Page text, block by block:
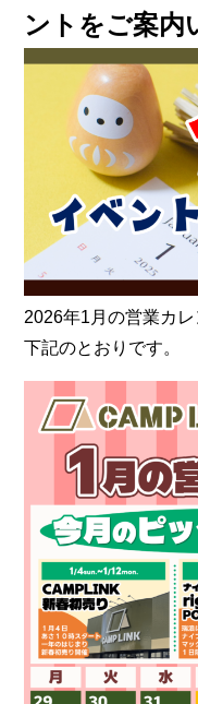
ントをご案内
2026年1月の営業カ
下記のとおりです。